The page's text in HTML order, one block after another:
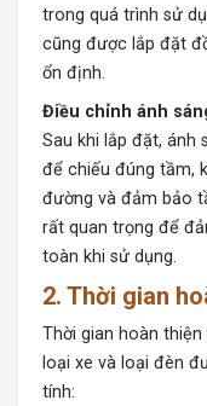
trong quá trình sử
cũng được lắp đặt
ổn định.
Điều chỉnh ánh
Sau khi lắp đặt, ánh
để chiếu đúng tầm,
đường và đảm bảo
rất quan trọng để
toàn khi sử dụng.
2. Thời gian
Thời gian hoàn
loại xe và loại đèn
tính: